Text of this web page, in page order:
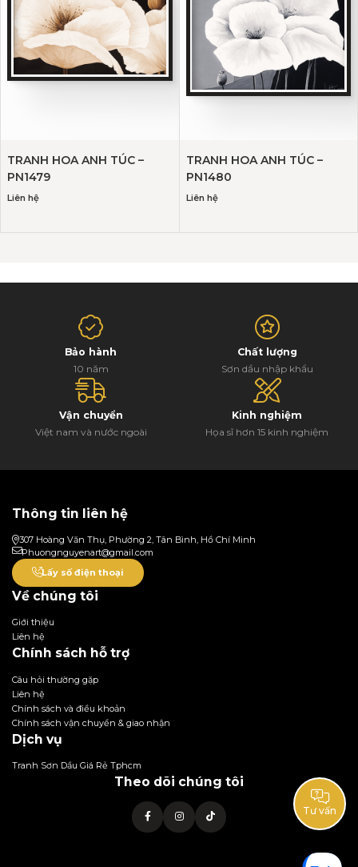
TRANH HOA ANH TÚC –
PN1479
Liên hệ
TRANH HOA ANH TÚC –
PN1480
Liên hệ
Bảo hành
10 năm
Chất lượng
Sơn dầu nhập khẩu
Vận chuyển
Việt nam và nước ngoài
Kinh nghiệm
Họa sĩ hơn 15 kinh nghiệm
Thông tin liên hệ
307 Hoàng Văn Thụ, Phường 2, Tân Bình, Hồ Chí Minh
Phuongnguyenart@gmail.com
Lấy số điện thoại
Về chúng tôi
Giới thiệu
Liên hệ
Chính sách hỗ trợ
Câu hỏi thường gặp
Liên hệ
Chính sách và điều khoản
Chính sách vận chuyển & giao nhận
Dịch vụ
Tranh Sơn Dầu Giá Rẻ Tphcm
Theo dõi chúng tôi
Tư vấn